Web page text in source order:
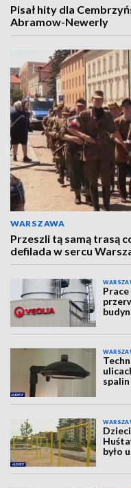
Pisał hity dla
Abramow-Newerly
WARSZAWA
Przeszli tą samą trasą
defilada w sercu
spalin
było